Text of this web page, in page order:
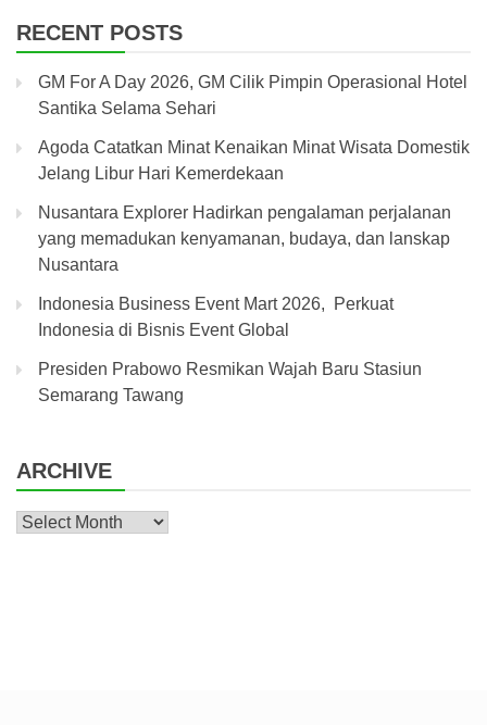
RECENT POSTS
GM For A Day 2026, GM Cilik Pimpin Operasional Hotel
Santika Selama Sehari
Agoda Catatkan Minat Kenaikan Minat Wisata Domestik
Jelang Libur Hari Kemerdekaan
Nusantara Explorer Hadirkan pengalaman perjalanan
yang memadukan kenyamanan, budaya, dan lanskap
Nusantara
Indonesia Business Event Mart 2026, Perkuat
Indonesia di Bisnis Event Global
Presiden Prabowo Resmikan Wajah Baru Stasiun
Semarang Tawang
ARCHIVE
Archive